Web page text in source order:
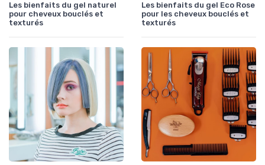
Les bienfaits du gel naturel
pour cheveux bouclés et
texturés
Les bienfaits du gel Eco Rose
pour les cheveux bouclés et
texturés